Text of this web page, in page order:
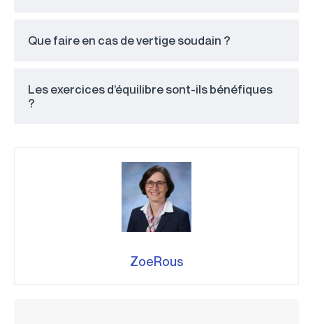
Que faire en cas de vertige soudain ?
Les exercices d’équilibre sont-ils bénéfiques
?
ZoeRous